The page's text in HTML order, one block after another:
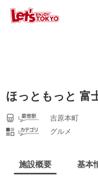
ほっともっと 富
吉原本町
グルメ
施設概要 基本